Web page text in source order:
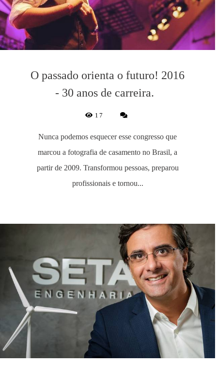
O passado orienta o futuro! 2016
- 30 anos de carreira.
17
Nunca podemos esquecer esse congresso que
marcou a fotografia de casamento no Brasil, a
partir de 2009. Transformou pessoas, preparou
profissionais e tornou...